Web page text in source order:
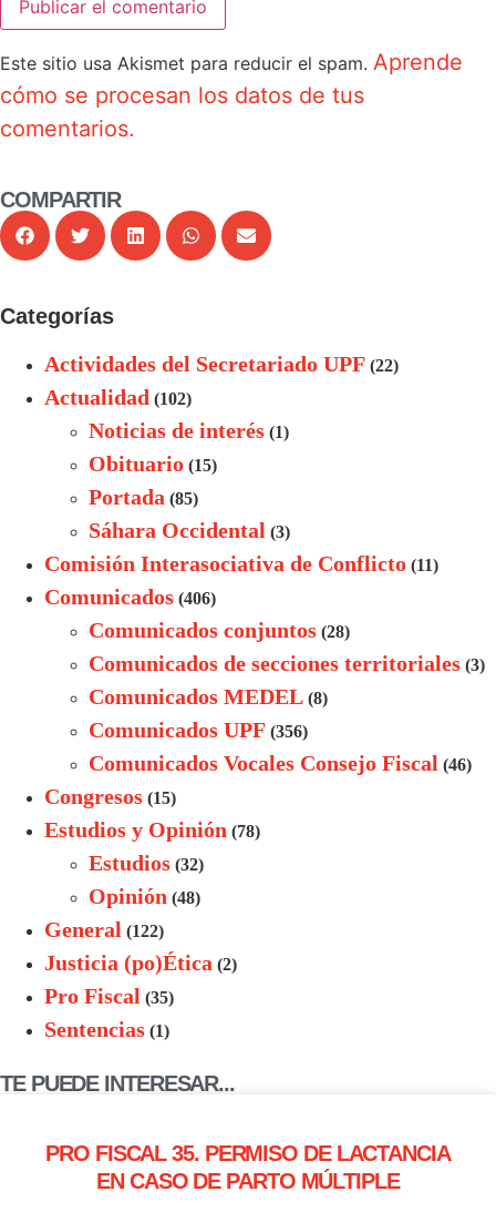
Este sitio usa Akismet para reducir el spam. Aprende
cómo se procesan los datos de tus
comentarios.
COMPARTIR
Categorías
Actividades del Secretariado UPF (22)
Actualidad (102)
Noticias de interés (1)
Obituario (15)
Portada (85)
Sáhara Occidental (3)
Comisión Interasociativa de Conflicto (11)
Comunicados (406)
Comunicados conjuntos (28)
Comunicados de secciones territoriales (3)
Comunicados MEDEL (8)
Comunicados UPF (356)
Comunicados Vocales Consejo Fiscal (46)
Congresos (15)
Estudios y Opinión (78)
Estudios (32)
Opinión (48)
General (122)
Justicia (po)Ética (2)
Pro Fiscal (35)
Sentencias (1)
TE PUEDE INTERESAR...
PRO FISCAL 35. PERMISO DE LACTANCIA
EN CASO DE PARTO MÚLTIPLE